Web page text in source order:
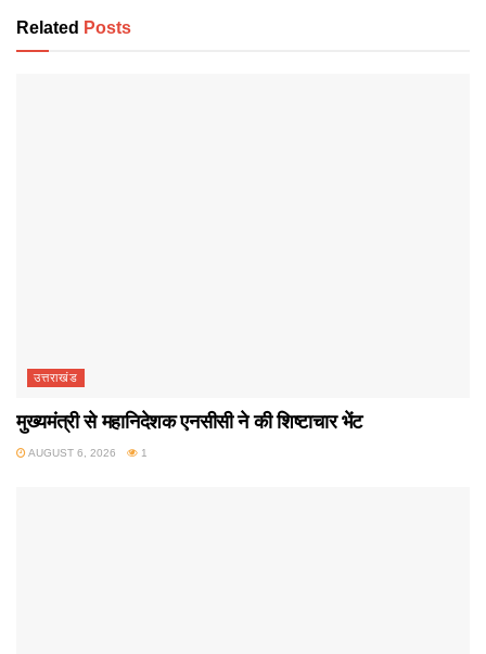
Related Posts
उत्तराखंड
मुख्यमंत्री से महानिदेशक एनसीसी ने की शिष्टाचार भेंट
AUGUST 6, 2026 1